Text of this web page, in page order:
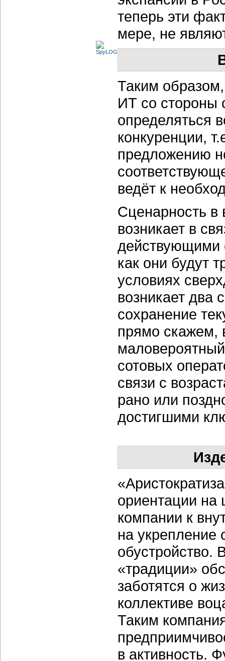
теперь эти
мере, не
Таким
ИТ со стороны
определяться
конкуренции,
предложению
ведёт к
Сценарность в
возникает в
действующими
как они будут
условиях
возникает два
сохранение
прямо скажем,
сотовых
связи с
рано или
достигшими
ориентации на
компании к
на укрепление
обустройство.
«традиции»
заботятся о
коллективе
Таким
в активность.